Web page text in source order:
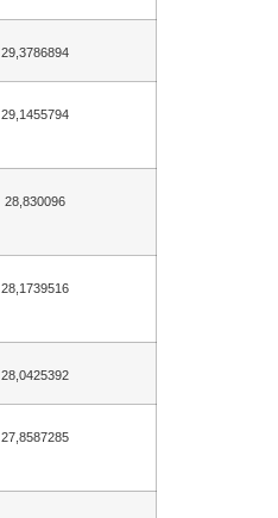
29,3786894
29,1455794
28,830096
28,1739516
28,0425392
27,8587285